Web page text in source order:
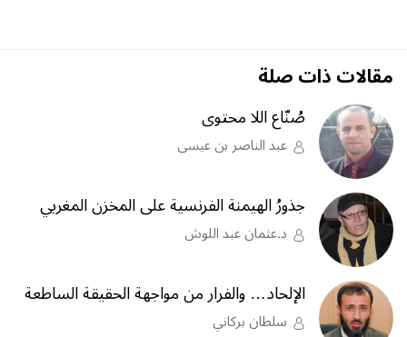
مقالات ذات صلة
صُنّاع اللا محتوى
عبد الناصر بن عيسى
جذورُ الهيمنة الفرنسية على المخزن المغربي
د.عثمان عبد اللوش
الإلحاد… والفرار من مواجهة الحقيقة الساطعة
سلطان بركاني